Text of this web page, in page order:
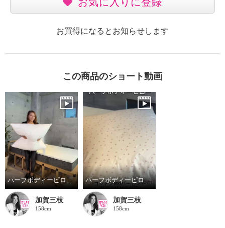
お買得になるとお知らせします
この商品のショート動画
ハーフボディーピロー新色デビュー🌸
加賀三枝
158cm
ハーフボディーピロー特徴編
加賀三枝
158cm